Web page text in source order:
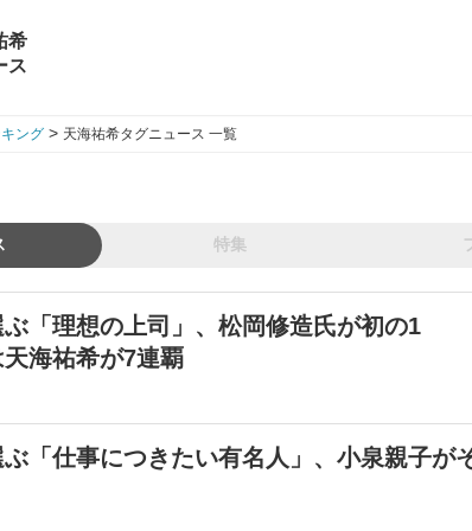
希
ス
ング > 天海祐希タグニュース 一覧
特集
「理想の上司」、松岡修造氏が初の1
海祐希が7連覇
「仕事につきたい有名人」、小泉親子が